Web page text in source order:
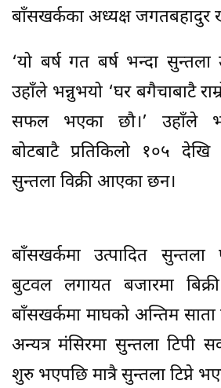
बाँसखर्कका अध्यक्ष जगतबहादुर
‘यो बर्ष गत बर्ष भन्दा
उहाँले भन्नुभयो ‘घर बगैचाबाटै
सफल भएका छौ।’ उहाँले
बोटबाटै प्रतिकिलो १०५
सुन्तला विक्री आएका छन।
बाँसखर्कमा उत्पादित सुन्तला
बुटवल लगायत बजारमा
बाँसखर्कमा माघको अन्तिम साता
अन्यत्र मंसिरमा सुन्तला टिपी
शुरु भएपछि मात्रै सुन्तला टिप्ने